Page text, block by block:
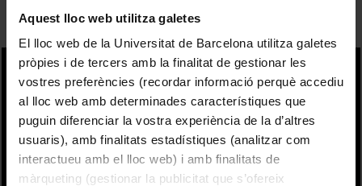
Aquest lloc web utilitza galetes
El lloc web de la Universitat de Barcelona utilitza galetes
pròpies i de tercers amb la finalitat de gestionar les
vostres preferències (recordar informació perquè accediu
al lloc web amb determinades característiques que
puguin diferenciar la vostra experiència de la d’altres
usuaris), amb finalitats estadístiques (analitzar com
interactueu amb el lloc web) i amb finalitats de
màrqueting (gestionar la publicitat que s’ofereix